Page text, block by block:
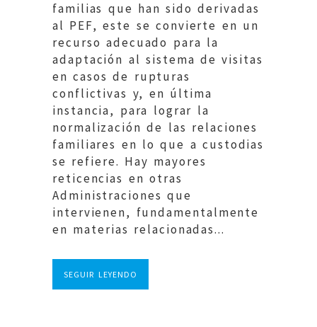
familias que han sido derivadas
al PEF, este se convierte en un
recurso adecuado para la
adaptación al sistema de visitas
en casos de rupturas
conflictivas y, en última
instancia, para lograr la
normalización de las relaciones
familiares en lo que a custodias
se refiere. Hay mayores
reticencias en otras
Administraciones que
intervienen, fundamentalmente
en materias relacionadas...
SEGUIR LEYENDO